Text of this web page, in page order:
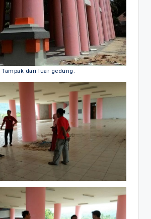
Tampak dari luar gedung.